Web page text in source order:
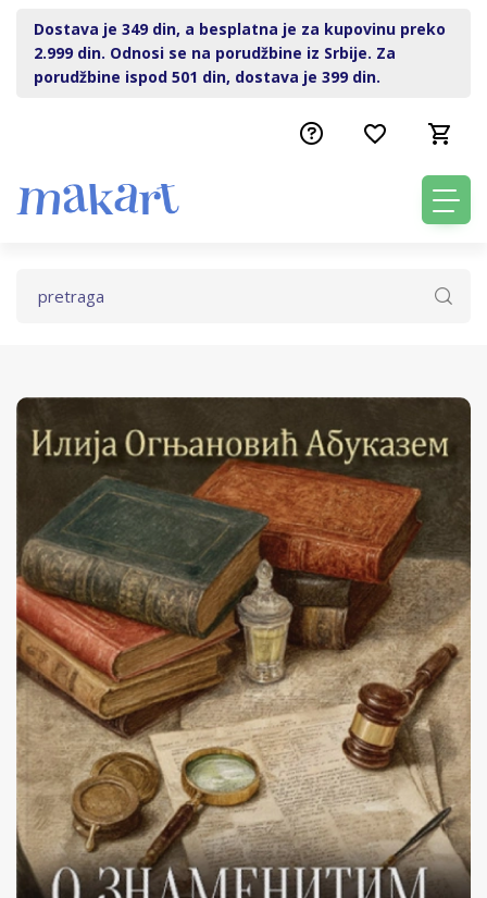
Dostava je 349 din, a besplatna je za kupovinu preko
2.999 din. Odnosi se na porudžbine iz Srbije. Za
porudžbine ispod 501 din, dostava je 399 din.